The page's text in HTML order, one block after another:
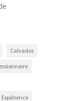
Calvados
Expérience